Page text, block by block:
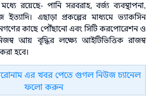
রয়েছে- পানি সরবরাহ, বর্জ্য ব্যবস্থাপনা,
ইত্যাদি। এছাড়া প্রকল্পের মাধ্যমে ভ্যাকসিন
কাছে পৌঁছানো এবং সিটি করপোরেশন ও
আয় বৃদ্ধির লক্ষ্যে আইটিভিত্তিক রাজস্ব
হবে।
এর খবর পেতে গুগল নিউজ চ্যানেল
ফলো করুন